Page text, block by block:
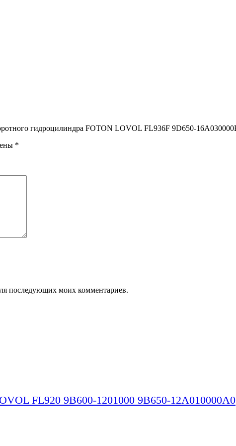
гидроцилиндра FOTON LOVOL FL936F 9D650-
*
последующих моих комментариев.
FL920 9B600-1201000 9B650-12A010000A0